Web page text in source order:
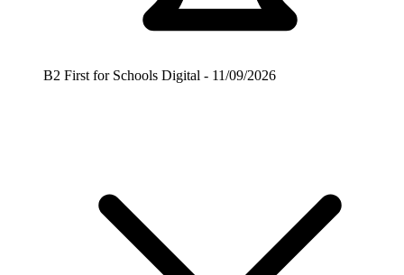
B2 First for Schools Digital - 11/09/2026